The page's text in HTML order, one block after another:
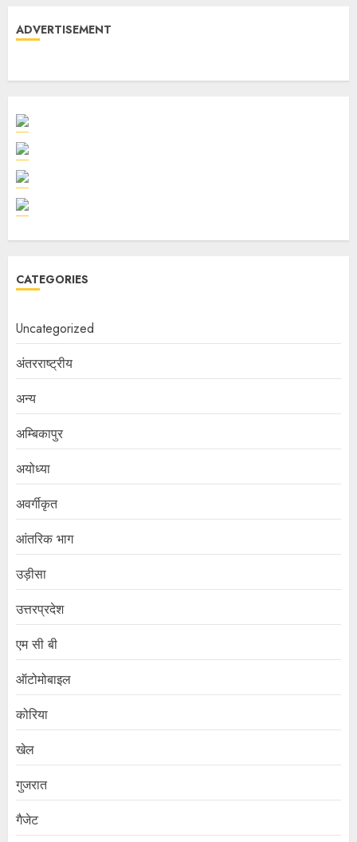
ADVERTISEMENT
CATEGORIES
Uncategorized
अंतरराष्ट्रीय
अन्य
अम्बिकापुर
अयोध्या
अवर्गीकृत
आंतरिक भाग
उड़ीसा
उत्तरप्रदेश
एम सी बी
ऑटोमोबाइल
कोरिया
खेल
गुजरात
गैजेट